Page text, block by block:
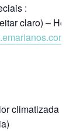
:
claro) –
climatizada
)